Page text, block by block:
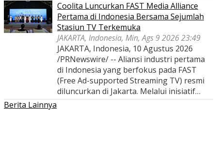
Coolita Luncurkan FAST Media Alliance
Pertama di Indonesia Bersama Sejumlah
Stasiun TV Terkemuka
JAKARTA, Indonesia, Min, Ags 9 2026 23:49
JAKARTA, Indonesia, 10 Agustus 2026
/PRNewswire/ -- Aliansi industri pertama
di Indonesia yang berfokus pada FAST
(Free Ad-supported Streaming TV) resmi
diluncurkan di Jakarta. Melalui inisiatif…
Berita Lainnya